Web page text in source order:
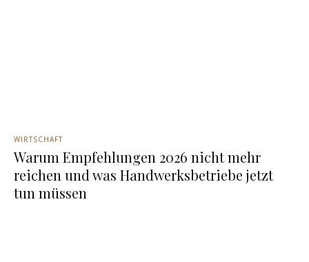
WIRTSCHAFT
Warum Empfehlungen 2026 nicht mehr
reichen und was Handwerksbetriebe jetzt
tun müssen